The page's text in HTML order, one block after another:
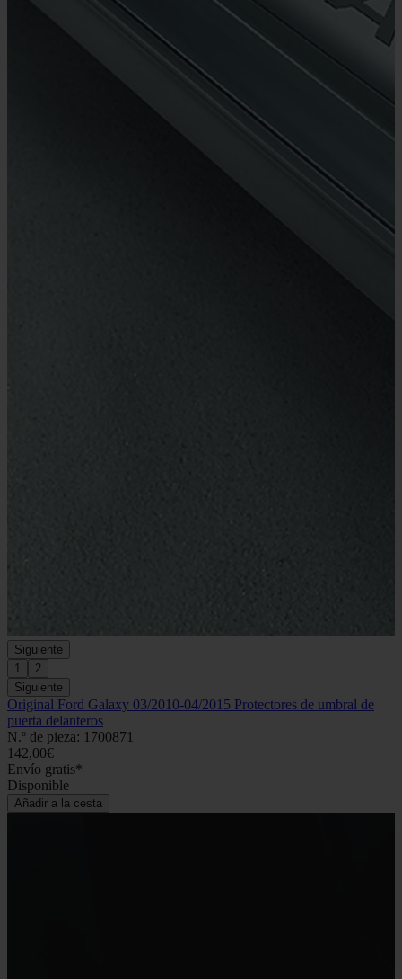
Siguiente
1
2
Siguiente
Original Ford Galaxy 03/2010-04/2015 Protectores de umbral de
puerta delanteros
N.º de pieza: 1700871
142,00€
Envío gratis*
Disponible
Añadir a la cesta